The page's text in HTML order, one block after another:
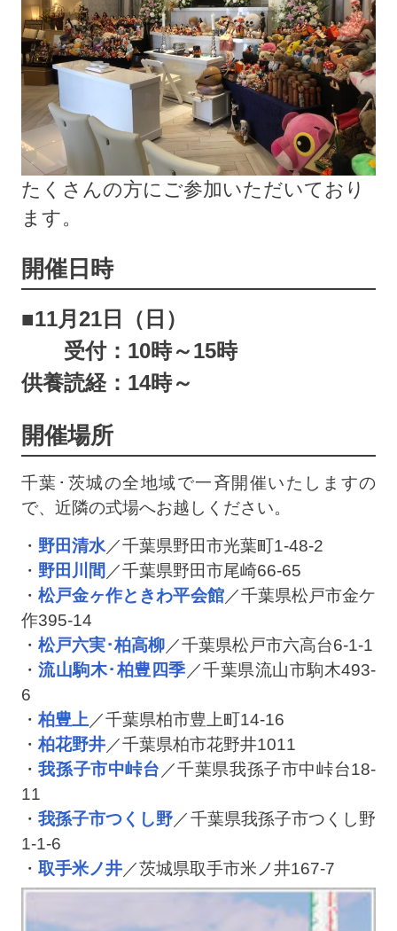
たくさんの方にご参加いただいており
ます。
開催日時
■11月21日（日）
受付：10時～15時
供養読経：14時～
開催場所
千葉･茨城の全地域で一斉開催いたしますの
で、近隣の式場へお越しください。
・ 野田清水／千葉県野田市光葉町1-48-2
・ 野田川間 ／千葉県野田市尾崎66-65
・ 松戸金ヶ作ときわ平会館／千葉県松戸市金ケ
作395-14
・ 松戸六実･柏高柳／千葉県松戸市六高台6-1-1
・流山駒木･柏豊四季／千葉県流山市駒木493-
6
・柏豊上／千葉県柏市豊上町14-16
・柏花野井／千葉県柏市花野井1011
・我孫子市中峠台 ／千葉県我孫子市中峠台18-
11
・ 我孫子市つくし野／千葉県我孫子市つくし野
1-1-6
・ 取手米ノ井／茨城県取手市米ノ井167-7